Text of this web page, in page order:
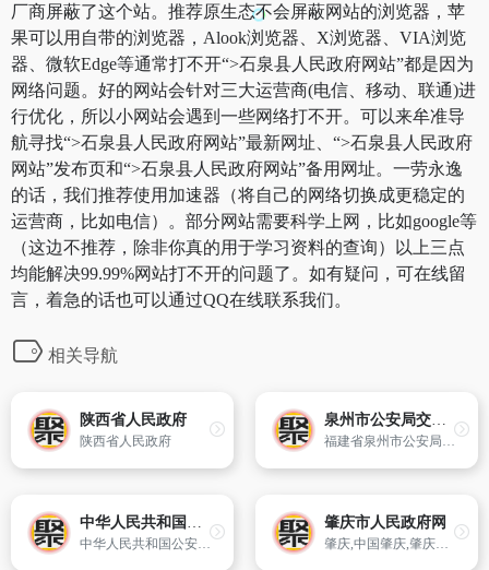
厂商屏蔽了这个站。推荐原生态不会屏蔽网站的浏览器，苹
果可以用自带的浏览器，Alook浏览器、X浏览器、VIA浏览
器、微软Edge等通常打不开“>石泉县人民政府网站”都是因为
网络问题。好的网站会针对三大运营商(电信、移动、联通)进
行优化，所以小网站会遇到一些网络打不开。可以来牟准导
航寻找“>石泉县人民政府网站”最新网址、“>石泉县人民政府
网站”发布页和“>石泉县人民政府网站”备用网址。一劳永逸
的话，我们推荐使用加速器（将自己的网络切换成更稳定的
运营商，比如电信）。部分网站需要科学上网，比如google等
（这边不推荐，除非你真的用于学习资料的查询）以上三点
均能解决99.99%网站打不开的问题了。如有疑问，可在线留
言，着急的话也可以通过QQ在线联系我们。
相关导航
陕西省人民政府
陕西省人民政府
泉州市公安局交警支队
福建省泉州市公安局交警支队官方网站
中华人民共和国公安部
中华人民共和国公安部官方网站
肇庆市人民政府网
肇庆,中国肇庆,肇庆市,今日肇庆,肇庆新闻,肇庆市人民政府,广东省肇庆市